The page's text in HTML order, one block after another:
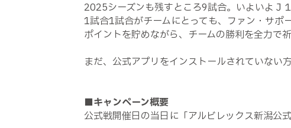
2025シーズンも残すところ9試合。いよいよＪ
1試合1試合がチームにとっても、ファン・サポ
ポイントを貯めながら、チームの勝利を全力で
まだ、公式アプリをインストールされていない
■キャンペーン概要
公式戦開催日の当日に「アルビレックス新潟公